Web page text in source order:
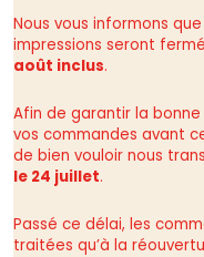
Nous vous informons
impressions seront
août inclus.
Afin de garantir la
vos commandes avant
de bien vouloir nous
le 24 juillet.
Passé ce délai, les
traitées qu’à la